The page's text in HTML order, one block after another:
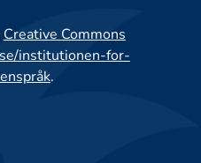
Creative Commons
institutionen-for-
.